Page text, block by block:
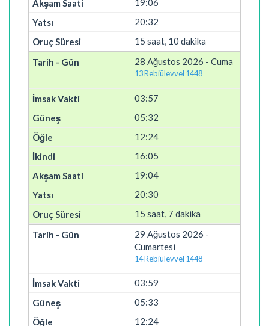
19:06
20:32
15 saat, 10 dakika
28 Ağustos 2026 - Cuma
13 Rebiülevvel 1448
03:57
05:32
12:24
16:05
19:04
20:30
15 saat, 7 dakika
29 Ağustos 2026 -
Cumartesi
14 Rebiülevvel 1448
03:59
05:33
12:24